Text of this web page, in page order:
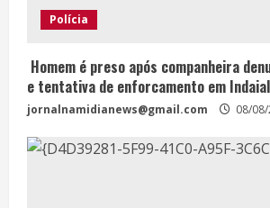
Polícia
Homem é preso após companheira
e tentativa de enforcamento em Indaial
jornalnamidianews@gmail.com 08/